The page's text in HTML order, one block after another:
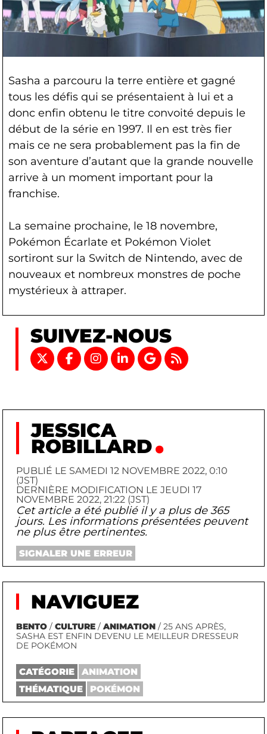
Sasha a parcouru la terre entière et gagné
tous les défis qui se présentaient à lui et a
donc enfin obtenu le titre convoité depuis le
début de la série en 1997. Il en est très fier
mais ce ne sera probablement pas la fin de
son aventure d’autant que la grande nouvelle
arrive à un moment important pour la
franchise.
La semaine prochaine, le 18 novembre,
Pokémon Écarlate et Pokémon Violet
sortiront sur la Switch de Nintendo, avec de
nouveaux et nombreux monstres de poche
mystérieux à attraper.
SUIVEZ-NOUS
JESSICA
ROBILLARD
PUBLIÉ LE SAMEDI 12 NOVEMBRE 2022, 0:10
(JST)
DERNIÈRE MODIFICATION LE JEUDI 17
NOVEMBRE 2022, 21:22 (JST)
Cet article a été publié il y a plus de 365
jours. Les informations présentées peuvent
ne plus être pertinentes.
SIGNALER UNE ERREUR
NAVIGUEZ
BENTO /CULTURE /ANIMATION / 25 ANS APRÈS,
SASHA EST ENFIN DEVENU LE MEILLEUR DRESSEUR
DE POKÉMON
CATÉGORIE
ANIMATION
THÉMATIQUE
POKÉMON